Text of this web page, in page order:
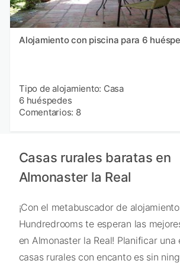
Alojamiento con piscina para 6
Tipo de alojamiento: Casa
6 huéspedes
Comentarios: 8
Casas rurales baratas en
Almonaster la Real
¡Con el metabuscador de
Hundredrooms te esperan las
en Almonaster la Real! Planificar una
casas rurales con encanto es sin